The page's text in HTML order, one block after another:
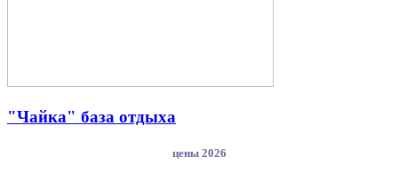
"Чайка" база отдыха
цены 2026